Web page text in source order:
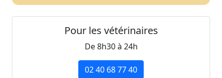
Pour les vétérinaires
De 8h30 à 24h
02 40 68 77 40